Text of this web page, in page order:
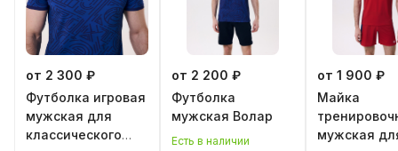
от 2 300 ₽
Футболка игровая
мужская для
классического
от 2 200 ₽
Футболка
мужская Волар
Есть в наличии
от 1 900 ₽
Майка
мужская